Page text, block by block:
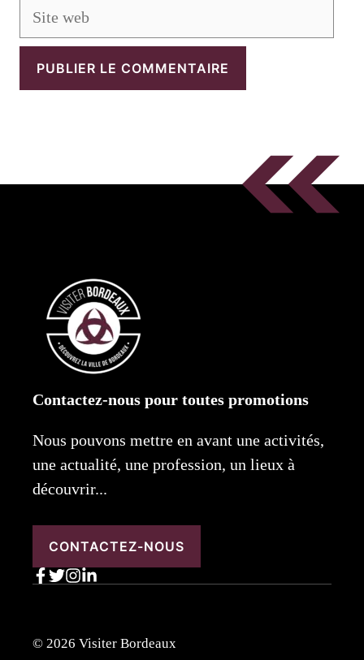
Contactez-nous pour toutes promotions
Nous pouvons mettre en avant une activités,
une actualité, une profession, un lieux à
découvrir...
CONTACTEZ-NOUS
© 2026 Visiter Bordeaux